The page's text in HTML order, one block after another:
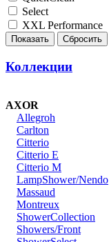
Select
XXL Performance
Коллекции
AXOR
Allegroh
Carlton
Citterio
Citterio E
Citterio M
LampShower/Nendo
Massaud
Montreux
ShowerCollection
Showers/Front